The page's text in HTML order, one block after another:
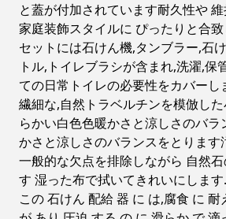
と蓋が付加されています耐久性や
家庭装飾スタイルに ぴったりと合
セットには石けん機,タンブラー,石
トル,トイレブラシが含まれ,洗濯,保
ての日常トイレの必要性をカバーし
繊細な,自然トラベルチンを模倣し
らかい白色色暖かさと涼しさのバラ
かさと涼しさのバランスをとります
一般的な欠点を排除しながら 自然
す 湿った布で拭いてきれいにします.
この 石けん 配給 器 に は,腐食 に 耐